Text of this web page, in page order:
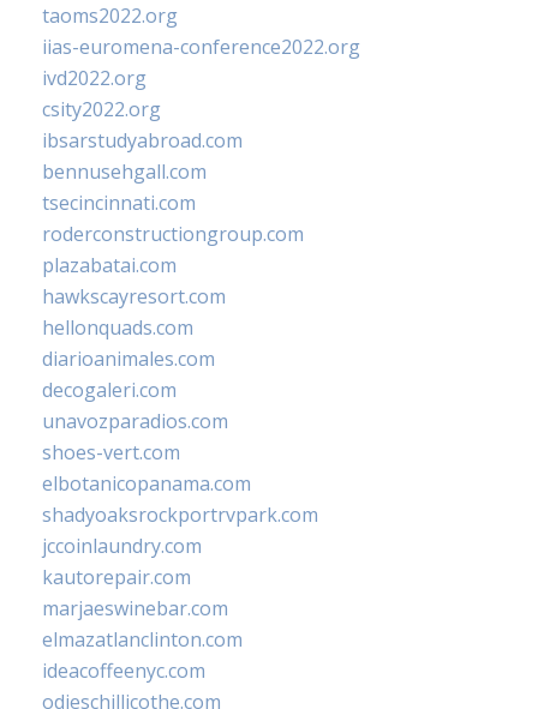
taoms2022.org
iias-euromena-conference2022.org
ivd2022.org
csity2022.org
ibsarstudyabroad.com
bennusehgall.com
tsecincinnati.com
roderconstructiongroup.com
plazabatai.com
hawkscayresort.com
hellonquads.com
diarioanimales.com
decogaleri.com
unavozparadios.com
shoes-vert.com
elbotanicopanama.com
shadyoaksrockportrvpark.com
jccoinlaundry.com
kautorepair.com
marjaeswinebar.com
elmazatlanclinton.com
ideacoffeenyc.com
odieschillicothe.com